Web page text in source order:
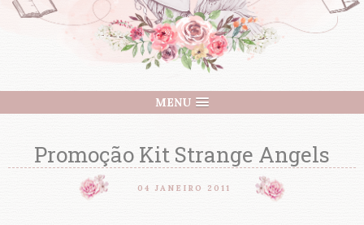
MENU
Promoção Kit Strange Angels
04 JANEIRO 2011